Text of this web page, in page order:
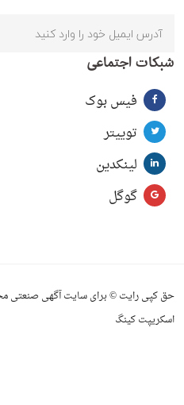
شبکات اجتماعی
فیس بوک
توییتر
لینکدین
گوگل
حق کپی رایت © برای سایت آگهی صنعتی
اسکریپت کینگ